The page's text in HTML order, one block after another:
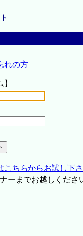
れの方
こちらからお試し下
ーまでお越しくださ